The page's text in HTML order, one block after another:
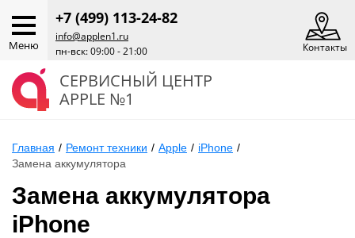
Меню
+7 (499) 113-24-82
info@applen1.ru
пн-вск: 09:00 - 21:00
Контакты
СЕРВИСНЫЙ ЦЕНТР
APPLE №1
Главная / Ремонт техники / Apple / iPhone /
Замена аккумулятора
Замена аккумулятора
iPhone